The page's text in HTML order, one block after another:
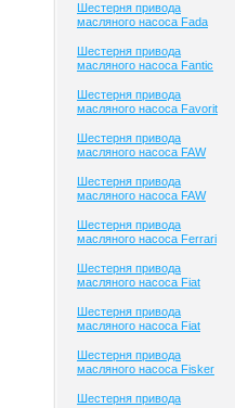
Шестерня привода
масляного насоса Fada
Шестерня привода
масляного насоса Fantic
Шестерня привода
масляного насоса Favorit
Шестерня привода
масляного насоса FAW
Шестерня привода
масляного насоса FAW
Шестерня привода
масляного насоса Ferrari
Шестерня привода
масляного насоса Fiat
Шестерня привода
масляного насоса Fiat
Шестерня привода
масляного насоса Fisker
Шестерня привода